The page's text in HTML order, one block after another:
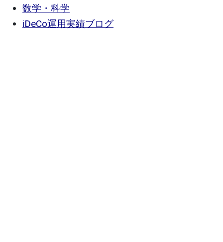
数学・科学
iDeCo運用実績ブログ